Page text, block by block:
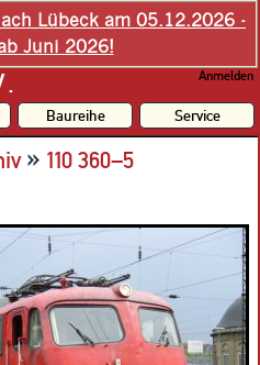
Lübeck am 05.12.2026 -
Juni 2026!
Anmelden
Baureihe Service
» 110 360–5